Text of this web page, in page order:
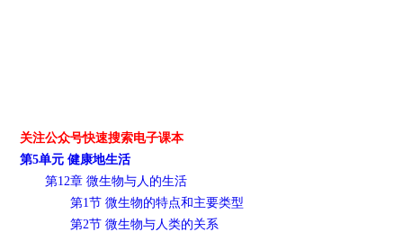
关注公众号快速搜索电子课本
第5单元 健康地生活
第12章 微生物与人的生活
第1节 微生物的特点和主要类型
第2节 微生物与人类的关系